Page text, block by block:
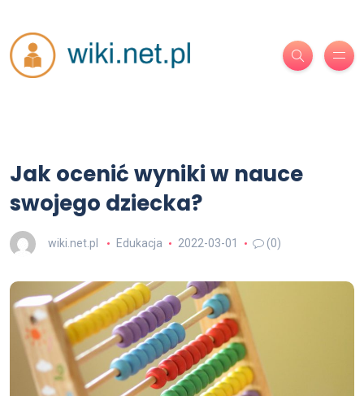
Jak ocenić wyniki w nauce
swojego dziecka?
wiki.net.pl Edukacja 2022-03-01 (0)